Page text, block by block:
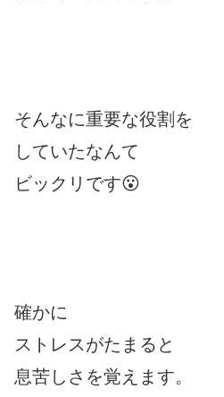
そんなに重要な役割を
していたなんて
ビックリです😮
確かに
ストレスがたまると
息苦しさを覚えます。